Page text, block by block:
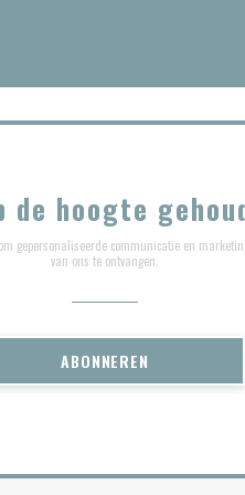
de hoogte
gepersonaliseerde communicatie en
van ons te ontvangen.
ABONNEREN